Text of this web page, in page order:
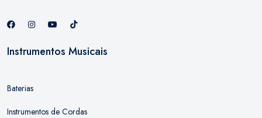
Instrumentos Musicais
Baterias
Instrumentos de Cordas